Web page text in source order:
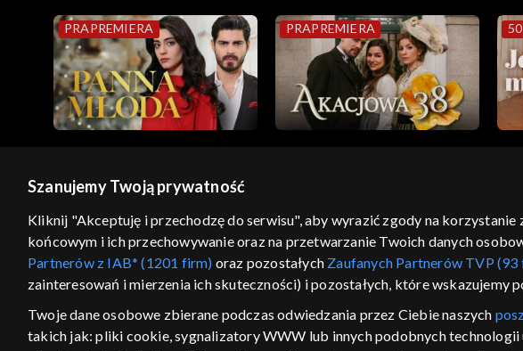
PRAPREMIERA PRAPREMIERA
GEOLOKALIZACJA
ŁĄCZYSZ SIĘ SPOZA POLSKI
Kraj, z którego się łączysz, to Stany Zjednoczone ,
regulamin serwisu cennik polityka prywatności moje zgody
Szanujemy Twoją prywatność
Kliknij "Akceptuję i przechodzę do serwisu", aby wyrazić zgody na
końcowym i ich przechowywanie oraz na przetwarzanie Twoich danych
Partnerów z IAB* (1201 firm) oraz pozostałych Zaufanych Partnerów TVP
zainteresowań i mierzenia ich skuteczności) i pozostałych, które
Twoje dane osobowe zbierane podczas odwiedzania przez Ciebie naszych
takich jak: pliki cookie, sygnalizatory WWW lub innych podobnych